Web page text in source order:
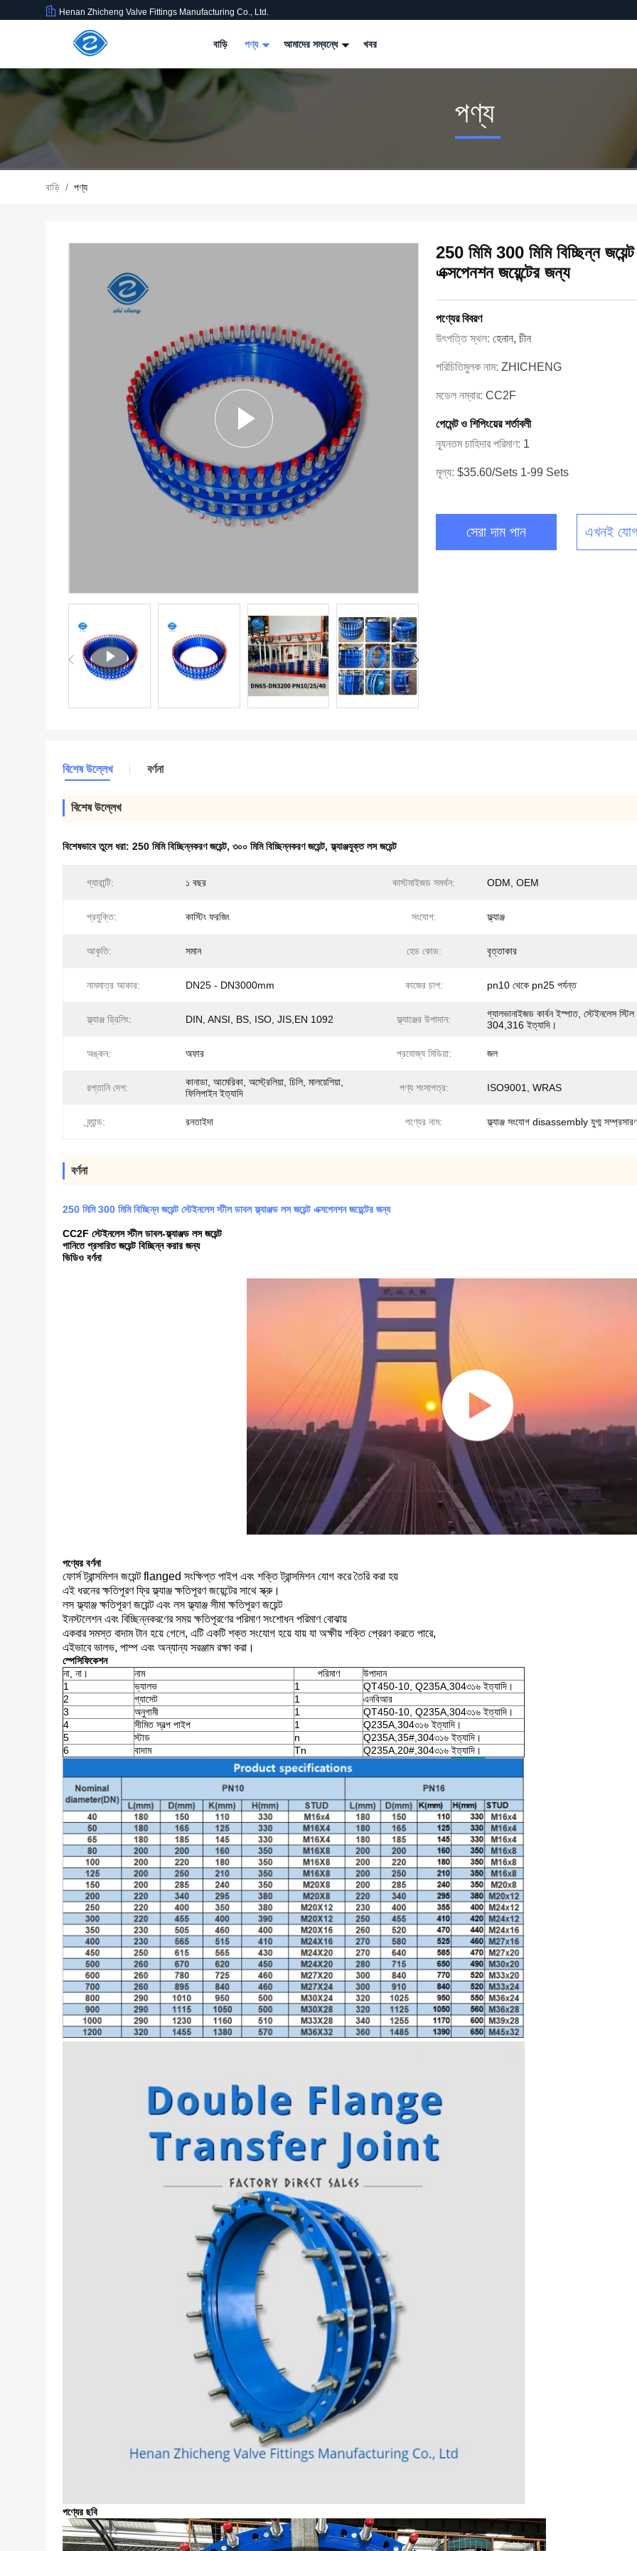
Henan Zhicheng Valve Fittings Manufacturing Co., Ltd.
বাড়ি পণ্য আমাদের সম্বন্ধে খবর
পণ্য
বাড়ি / পণ্য
250 মিমি 300 মিমি বিচ্ছিন্ন
এক্সপেনশন জয়েন্টের জন্য
পণ্যের বিবরণ
উৎপত্তি স্থল: হেনান, চীন
পরিচিতিমুলক নাম: ZHICHENG
মডেল নম্বার: CC2F
পেমেন্ট ও শিপিংয়ের শর্তাবলী
ন্যূনতম চাহিদার পরিমাণ: 1
মূল্য: $35.60/sets 1-99 Sets
সেরা দাম পান এখনই
বিশেষ উল্লেখ বর্ণনা
বিশেষ উল্লেখ
বিশেষভাবে তুলে ধরা: 250 মিমি বিচ্ছিন্নকরণ জয়েন্ট, ৩০০ মিমি বিচ্ছিন্নকরণ জয়েন্ট,ফ্ল্যাঞ্জযুক্ত লস জয়েন্ট
গ্যারান্টি: ১ বছর কাস্টমাইজড সমর্থন: ODM, OEM
প্রযুক্তি: কাস্টিং ফরজিং সংযোগ: ফ্ল্যাঞ্জ
আকৃতি: সমান হেড কোড: বৃত্তাকার
নামমাত্র আকার: DN25 - DN3000mm কাজের চাপ: pn10 থেকে pn25 পর্যন্ত
ফ্ল্যাঞ্জ ড্রিলিং: DIN, ANSI, BS, ISO, JIS,EN 1092 ফ্ল্যাঞ্জের উপাদান:
গ্যালভানাইজড কার্বন ইস্পাত, স্টেইনলেস স্টিল
304,316 ইত্যাদি।
অঙ্কন: অফার প্রযোজ্য মিডিয়া: জল
রপ্তানি দেশ:
কানাডা, আমেরিকা, অস্ট্রেলিয়া, চিলি, মালয়েশিয়া,
ফিলিপাইন ইত্যাদি
পণ্য শংসাপত্র: ISO9001, WRAS
ব্র্যান্ড: রনতাইদা পণ্যের নাম: ফ্ল্যাঞ্জ সংযোগ disassembly যুগ্ম
বর্ণনা
250 মিমি 300 মিমি বিচ্ছিন্ন জয়েন্ট স্টেইনলেস স্টীল ডাবল ফ্ল্যাঞ্জড লস জয়েন্ট এক্সপেনশন জয়েন্টের জন্য
CC2F স্টেইনলেস স্টীল ডাবল-ফ্ল্যাঞ্জড লস জয়েন্ট
পানিতে প্রসারিত জয়েন্ট বিচ্ছিন্ন করার জন্য
ভিডিও বর্ণনা
পণ্যের বর্ণনা
ফোর্স ট্রান্সমিশন জয়েন্ট flanged সংক্ষিপ্ত পাইপ এবং শক্তি ট্রান্সমিশন যোগ করে তৈরি করা হয়
এই ধরনের ক্ষতিপূরণ ফ্রি ফ্ল্যাঞ্জ ক্ষতিপূরণ জয়েন্টের সাথে স্ক্রু।
লস ফ্ল্যাঞ্জ ক্ষতিপূরণ জয়েন্ট এবং লস ফ্ল্যাঞ্জ সীমা ক্ষতিপূরণ জয়েন্ট
ইনস্টলেশন এবং বিচ্ছিন্নকরণের সময় ক্ষতিপূরণের পরিমাণ সংশোধন পরিমাণ বোঝায়
একবার সমস্ত বাদাম টান হয়ে গেলে, এটি একটি শক্ত সংযোগ হয়ে যায় যা অক্ষীয় শক্তি প্রেরণ করতে পারে,
এইভাবে ভালভ, পাম্প এবং অন্যান্য সরঞ্জাম রক্ষা করা।
স্পেসিফিকেশন
না, না।
নাম পরিমাণ
উপাদান
1
ভ্যালভ 1
QT450-10, Q235A,304৩১৬ ইত্যাদি।
2
গ্যাসেট 1
এনবিআর
3
অনুগামী 1
QT450-10, Q235A,304৩১৬ ইত্যাদি।
4
সীমিত স্বল্প পাইপ 1
Q235A,304৩১৬ ইত্যাদি।
5
স্টাড n
Q235A,35#,304৩১৬ ইত্যাদি।
6
বাদাম Tn Q235A,20#,304৩১৬ ইত্যাদি।
পণ্যের ছবি